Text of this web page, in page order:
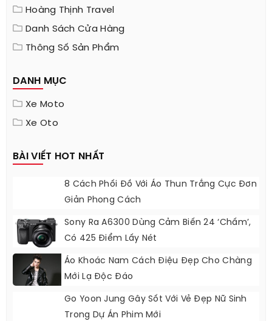
Hoàng Thịnh Travel
Danh Sách Cửa Hàng
Thông Số Sản Phẩm
DANH MỤC
Xe Moto
Xe Oto
BÀI VIẾT HOT NHẤT
8 Cách Phối Đồ Với Áo Thun Trắng Cực Đơn
Giản Phong Cách
Sony Ra A6300 Dùng Cảm Biến 24 ‘chấm’,
Có 425 Điểm Lấy Nét
Áo Khoác Nam Cách Điệu Đẹp Cho Chàng
Mới Lạ Độc Đáo
Go Yoon Jung Gây Sốt Với Vẻ Đẹp Nữ Sinh
Trong Dự Án Phim Mới